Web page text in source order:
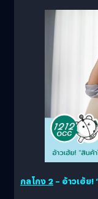
กลโกง 2 – อ้าวเฮ้ย